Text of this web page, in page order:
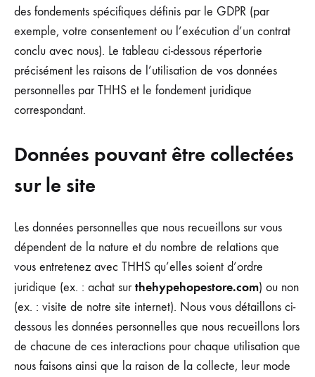
des fondements spécifiques définis par le GDPR (par
exemple, votre consentement ou l’exécution d’un contrat
conclu avec nous). Le tableau ci-dessous répertorie
précisément les raisons de l’utilisation de vos données
personnelles par THHS et le fondement juridique
correspondant.
Données pouvant être collectées
sur le site
Les données personnelles que nous recueillons sur vous
dépendent de la nature et du nombre de relations que
vous entretenez avec THHS qu’elles soient d’ordre
juridique (ex. : achat surthehypehopestore.com) ou non
(ex. : visite de notre site internet). Nous vous détaillons ci-
dessous les données personnelles que nous recueillons lors
de chacune de ces interactions pour chaque utilisation que
nous faisons ainsi que la raison de la collecte, leur mode